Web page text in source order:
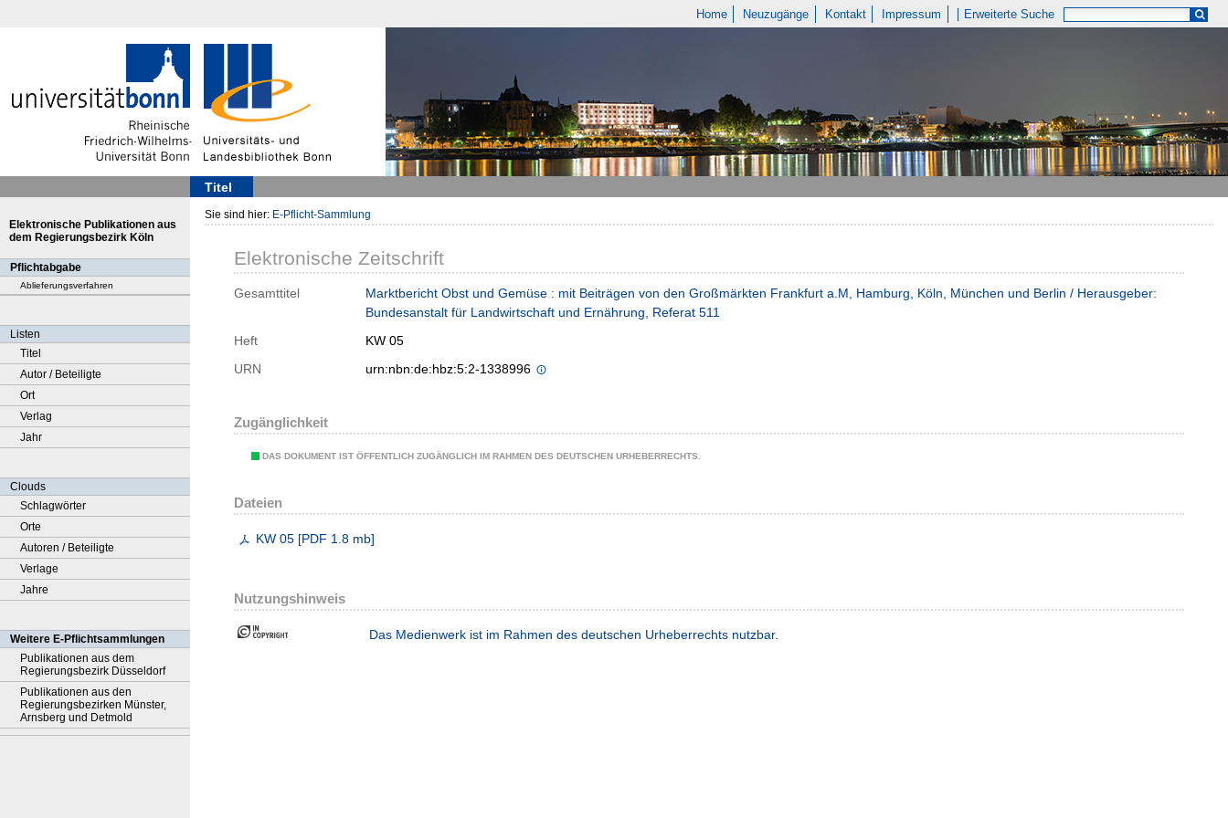
Home Neuzugänge Kontakt Impressum Erweiterte Suche
Titel
Elektronische Publikationen aus
dem Regierungsbezirk Köln
Pflichtabgabe
Ablieferungsverfahren
Listen
Titel
Autor / Beteiligte
Ort
Verlag
Jahr
Clouds
Schlagwörter
Orte
Autoren / Beteiligte
Verlage
Jahre
Weitere E-Pflichtsammlungen
Publikationen aus dem
Regierungsbezirk Düsseldorf
Publikationen aus den
Regierungsbezirken Münster,
Arnsberg und Detmold
Sie sind hier: E-Pflicht-Sammlung
Elektronische Zeitschrift
Gesamttitel
Marktbericht Obst und Gemüse : mit Beiträgen von den Großmärkten Frankfurt a.M, Hamburg, Köln, München und Berlin / Herausgeber:
Bundesanstalt für Landwirtschaft und Ernährung, Referat 511
Heft
KW 05
URN
urn:nbn:de:hbz:5:2-1338996
Zugänglichkeit
DAS DOKUMENT IST ÖFFENTLICH ZUGÄNGLICH IM RAHMEN DES DEUTSCHEN URHEBERRECHTS.
Dateien
KW 05 [PDF 1.8 mb]
Nutzungshinweis
Das Medienwerk ist im Rahmen des deutschen Urheberrechts nutzbar.